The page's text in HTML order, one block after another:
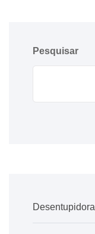
Pesquisar
Desentupidora